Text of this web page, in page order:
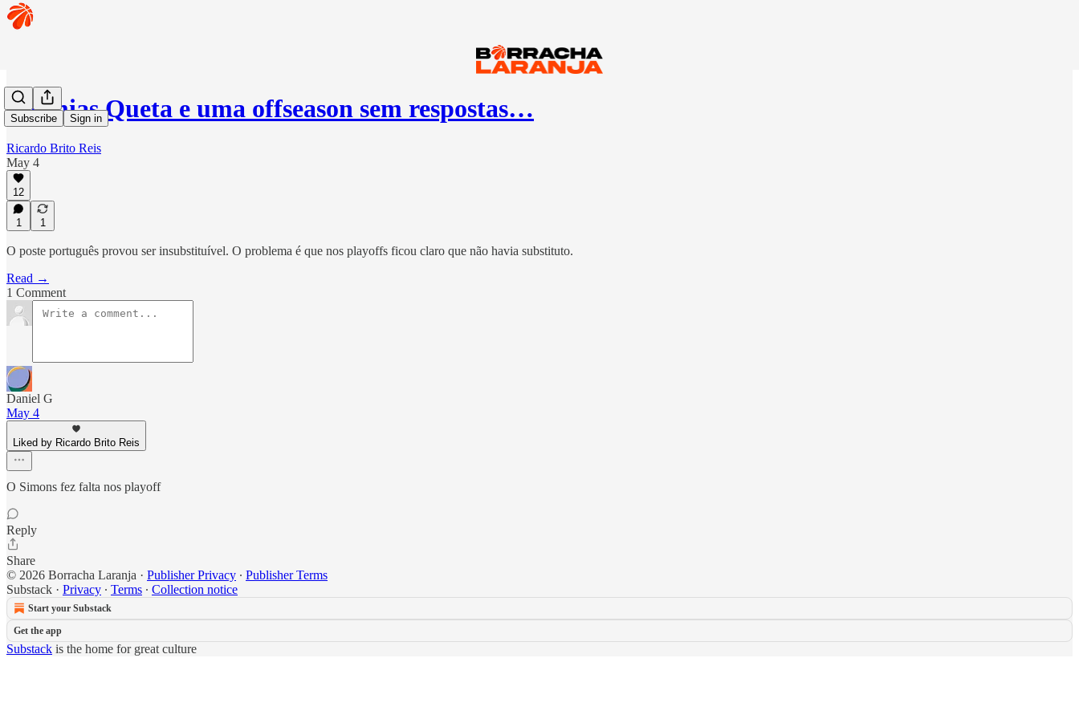
Subscribe Sign in
Neemias Queta e uma offseason sem respostas…
Ricardo Brito Reis
May 4
12
1 1
O poste português provou ser insubstituível. O problema é que nos playoffs ficou claro que não havia substituto.
Read →
1 Comment
Daniel G
May 4
Liked by Ricardo Brito Reis
O Simons fez falta nos playoff
Reply
Share
© 2026 Borracha Laranja · Publisher Privacy ∙ Publisher Terms
Substack · Privacy ∙ Terms ∙ Collection notice
Start your Substack
Get the app
Substack is the home for great culture